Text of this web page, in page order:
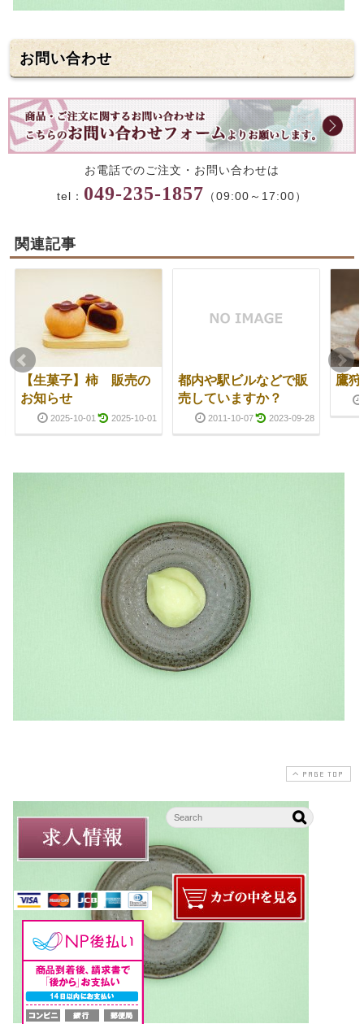
お問い合わせ
お電話でのご注文・お問い合わせは
tel： 049-235-1857 （09:00～17:00）
関連記事
【生菓子】柿 販売の
お知らせ
2025-10-01 2025-10-01
都内や駅ビルなどで販
売していますか？
2011-10-07 2023-09-28
鷹
PAGE TOP